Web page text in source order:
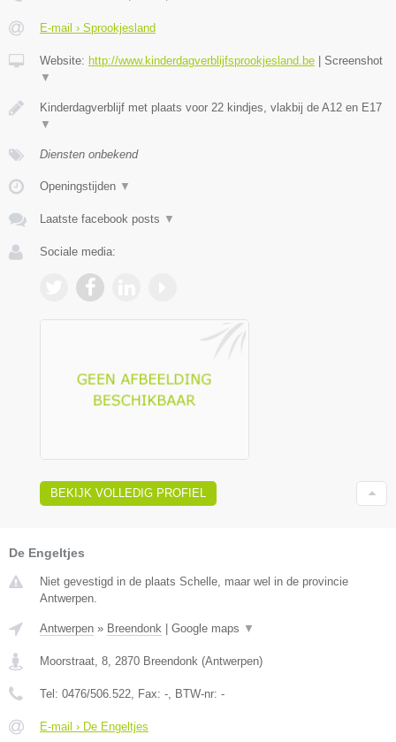
E-mail › Sprookjesland
Website: http://www.kinderdagverblijfsprookjesland.be
Screenshot
▼
Kinderdagverblijf met plaats voor 22 kindjes, vlakbij de A12 en E17
▼
Diensten onbekend
Openingstijden ▼
Laatste facebook posts ▼
Sociale media:
BEKIJK VOLLEDIG PROFIEL
De Engeltjes
Niet gevestigd in de plaats Schelle, maar wel in de provincie
Antwerpen.
Antwerpen » Breendonk Google maps ▼
Moorstraat, 8, 2870 Breendonk (Antwerpen)
Tel: 0476/506.522, Fax: -, BTW-nr: -
E-mail › De Engeltjes